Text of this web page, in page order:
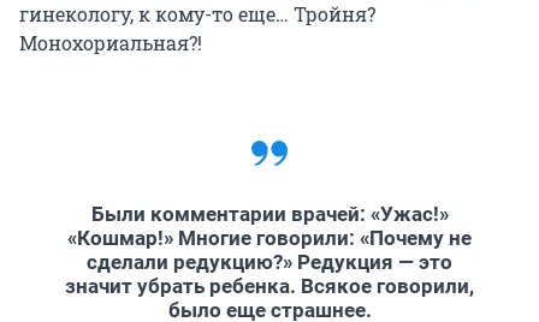
гинекологу, к кому-то еще… Тройня?
Монохориальная?!
Были комментарии врачей: «Ужас!»
«Кошмар!» Многие говорили: «Почему не
сделали редукцию?» Редукция — это
значит убрать ребенка. Всякое говорили,
было еще страшнее.